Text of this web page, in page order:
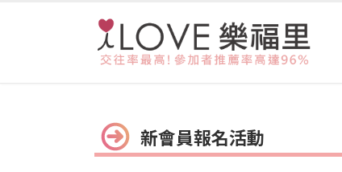
新會員報名活動